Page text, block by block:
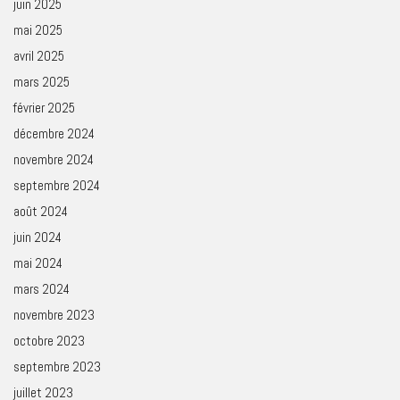
juin 2025
mai 2025
avril 2025
mars 2025
février 2025
décembre 2024
novembre 2024
septembre 2024
août 2024
juin 2024
mai 2024
mars 2024
novembre 2023
octobre 2023
septembre 2023
juillet 2023